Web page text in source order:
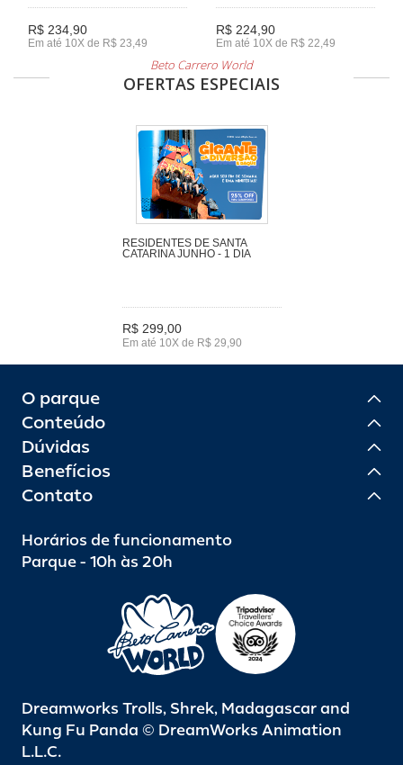
R$ 234,90
Em até 10X de R$ 23,49
R$ 224,90
Em até 10X de R$ 22,49
Beto Carrero World
OFERTAS ESPECIAIS
RESIDENTES DE SANTA
CATARINA JUNHO - 1 DIA
R$ 299,00
Em até 10X de R$ 29,90
O parque
Conteúdo
Dúvidas
Benefícios
Contato
Horários de funcionamento
Parque - 10h às 20h
Dreamworks Trolls, Shrek, Madagascar and
Kung Fu Panda © DreamWorks Animation
L.L.C.